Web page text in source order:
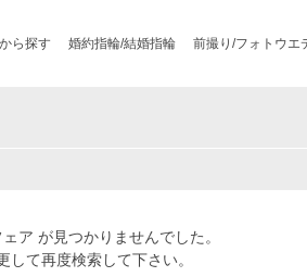
ら探す 婚約指輪/結婚指輪 前撮り/フォトウエ
ア が見つかりませんでした。
して再度検索して下さい。